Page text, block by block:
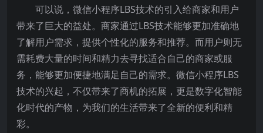
可以说，微信小程序LBS技术的引入给商家和用户
带来了巨大的益处。商家通过LBS技术能够更加准确地
了解用户需求，提供个性化的服务和推荐。而用户则无
需耗费大量的时间和精力去寻找适合自己的商家或服
务，能够更加便捷地满足自己的需求。微信小程序LBS
技术的兴起，不仅带来了商机的拓展，更是数字化智能
化时代的产物，为我们的生活带来了全新的便利和精
彩。